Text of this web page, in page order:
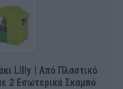
Lilly | Από Πλαστικό
2 Εσωτερικά Σκαμπό